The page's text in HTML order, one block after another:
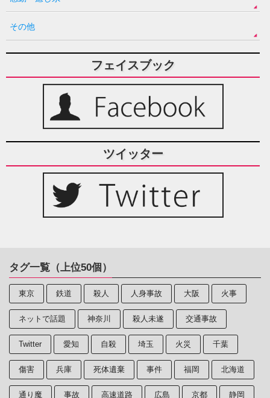
その他
フェイスブック
ツイッター
タグ一覧（上位50個）
東京 鉄道 殺人 人身事故 大阪 火事
ネットで話題 神奈川 殺人未遂 交通事故
Twitter 愛知 自殺 埼玉 火災 千葉
傷害 兵庫 死体遺棄 事件 福岡 北海道
通り魔 事故 高速道路 広島 京都 静岡